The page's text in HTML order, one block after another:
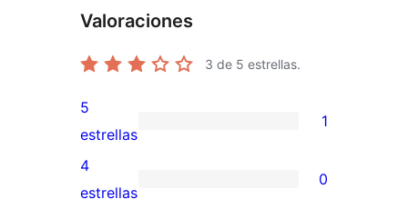
Valoraciones
3 de 5 estrellas.
1
valoración
de
5
estrellas
1
0
4
estrellas
0